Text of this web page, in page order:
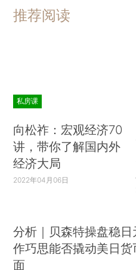
ES、环境响应ER 等九个
年1 月的数据为基期数据
取的当期数据，进行数
ESGDI最终值。ESGDI由
境指数、社会指数和公司
依据ESGDI的指标体
年1 月至7 月的总指数
看出，虽然有个别月份
国ESG 宏观趋势显示出
了在政策和市场的双重驱
推荐阅读
私房课
向松祚：宏观经济70
讲，带你了解国内外
经济大局
2022年04月06日
分析｜贝森特操盘稳日
作巧思能否撬动美日货
面